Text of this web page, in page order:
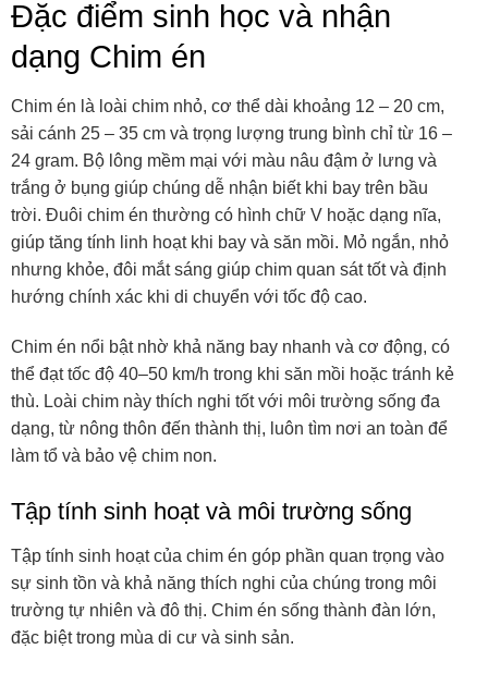
Đặc điểm sinh học và nhận
dạng Chim én
Chim én là loài chim nhỏ, cơ thể dài khoảng 12 – 20 cm,
sải cánh 25 – 35 cm và trọng lượng trung bình chỉ từ 16 –
24 gram. Bộ lông mềm mại với màu nâu đậm ở lưng và
trắng ở bụng giúp chúng dễ nhận biết khi bay trên bầu
trời. Đuôi chim én thường có hình chữ V hoặc dạng nĩa,
giúp tăng tính linh hoạt khi bay và săn mồi. Mỏ ngắn, nhỏ
nhưng khỏe, đôi mắt sáng giúp chim quan sát tốt và định
hướng chính xác khi di chuyển với tốc độ cao.
Chim én nổi bật nhờ khả năng bay nhanh và cơ động, có
thể đạt tốc độ 40–50 km/h trong khi săn mồi hoặc tránh kẻ
thù. Loài chim này thích nghi tốt với môi trường sống đa
dạng, từ nông thôn đến thành thị, luôn tìm nơi an toàn để
làm tổ và bảo vệ chim non.
Tập tính sinh hoạt và môi trường sống
Tập tính sinh hoạt của chim én góp phần quan trọng vào
sự sinh tồn và khả năng thích nghi của chúng trong môi
trường tự nhiên và đô thị. Chim én sống thành đàn lớn,
đặc biệt trong mùa di cư và sinh sản.